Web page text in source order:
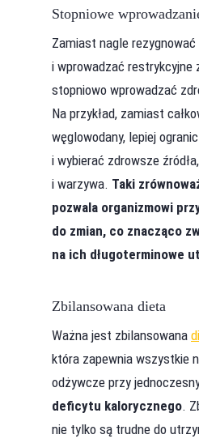
Stopniowe
Zamiast nagle
i wprowadzać restrykcyjne
stopniowo wprowadzać
Na przykład, zamiast
węglowodany, lepiej
i wybierać zdrowsze
i warzywa. Taki
pozwala organizmowi
do zmian, co znacząco
na ich długoterminowe
Zbilansowana dieta
Ważna jest zbilansowana
która zapewnia wszystkie
odżywcze przy
deficytu kalorycznego.
nie tylko są trudne do